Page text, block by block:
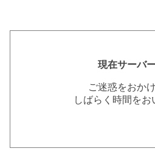
現在サーバ
ご迷惑をおか
しばらく時間を